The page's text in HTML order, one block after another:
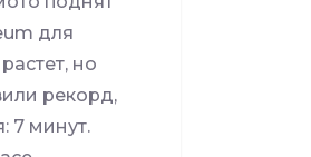
для
но
рекорд,
7 минут.